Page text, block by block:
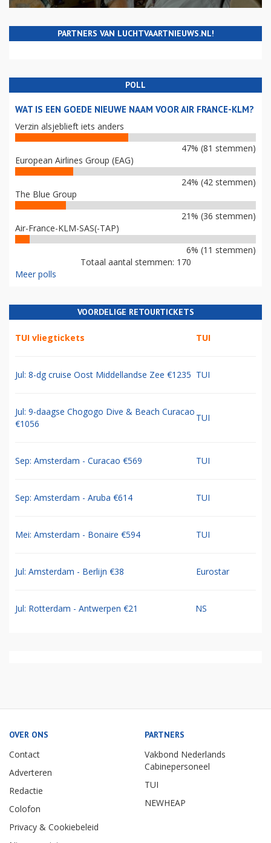
PARTNERS VAN LUCHTVAARTNIEUWS.NL!
POLL
WAT IS EEN GOEDE NIEUWE NAAM VOOR AIR FRANCE-KLM?
Verzin alsjeblieft iets anders
47% (81 stemmen)
European Airlines Group (EAG)
24% (42 stemmen)
The Blue Group
21% (36 stemmen)
Air-France-KLM-SAS(-TAP)
6% (11 stemmen)
Totaal aantal stemmen: 170
Meer polls
VOORDELIGE RETOURTICKETS
TUI vliegtickets TUI
Jul: 8-dg cruise Oost Middellandse Zee €1235 TUI
Jul: 9-daagse Chogogo Dive & Beach Curacao
€1056
TUI
Sep: Amsterdam - Curacao €569 TUI
Sep: Amsterdam - Aruba €614 TUI
Mei: Amsterdam - Bonaire €594 TUI
Jul: Amsterdam - Berlijn €38 Eurostar
Jul: Rotterdam - Antwerpen €21 NS
OVER ONS
Contact
Adverteren
Redactie
Colofon
Privacy & Cookiebeleid
PARTNERS
Vakbond Nederlands
Cabinepersoneel
TUI
NEWHEAP